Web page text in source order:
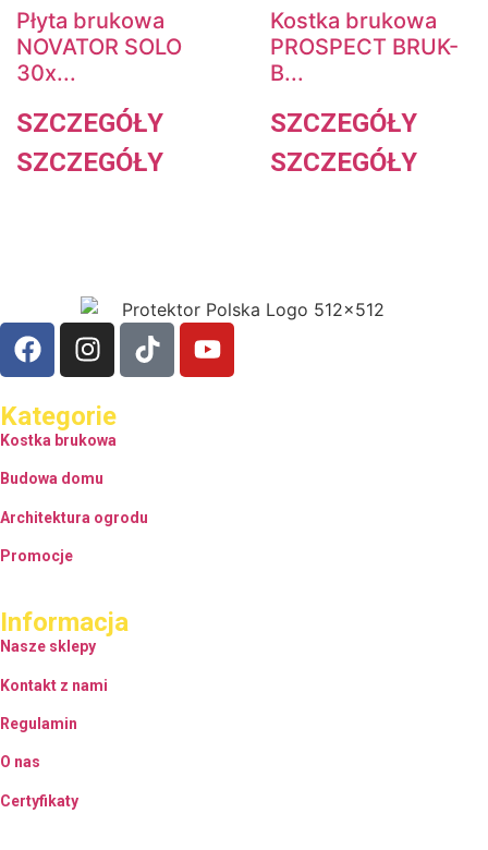
Płyta brukowa
NOVATOR SOLO
30x...
SZCZEGÓŁY
SZCZEGÓŁY
Kostka brukowa
PROSPECT BRUK-
B...
SZCZEGÓŁY
SZCZEGÓŁY
Kategorie
Kostka brukowa
Budowa domu
Architektura ogrodu
Promocje
Informacja
Nasze sklepy
Kontakt z nami
Regulamin
O nas
Certyfikaty